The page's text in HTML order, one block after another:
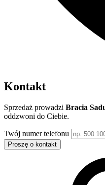
Kontakt
Sprzedaż prowadzi Bracia
oddzwoni do Ciebie.
Twój numer telefonu
Proszę o kontakt